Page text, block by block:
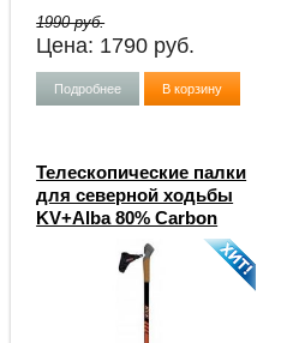
1990 руб.
Цена: 1790 руб.
Подробнее В корзину
Телескопические палки
для северной ходьбы
KV+Alba 80% Carbon